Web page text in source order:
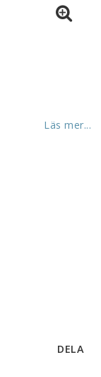
Läs mer...
DELA